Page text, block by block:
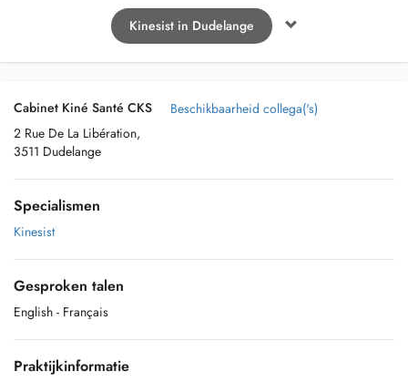
Kinesist in Dudelange
Cabinet Kiné Santé CKS
2 Rue De La Libération,
3511 Dudelange
Beschikbaarheid collega('s)
Specialismen
Kinesist
Gesproken talen
English - Français
Praktijkinformatie